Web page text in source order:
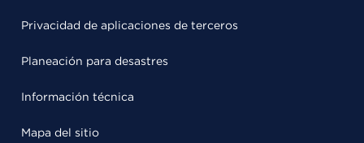
Privacidad de aplicaciones de terceros
Planeación para desastres
Información técnica
Mapa del sitio